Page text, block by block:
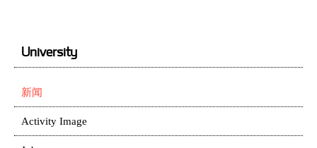
University
新闻
Activity Image